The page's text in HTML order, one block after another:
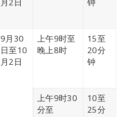
9月30
日至10
月2日
上午9时至
晚上8时
15至
20分
钟
上午9时30
分至
10至
25分